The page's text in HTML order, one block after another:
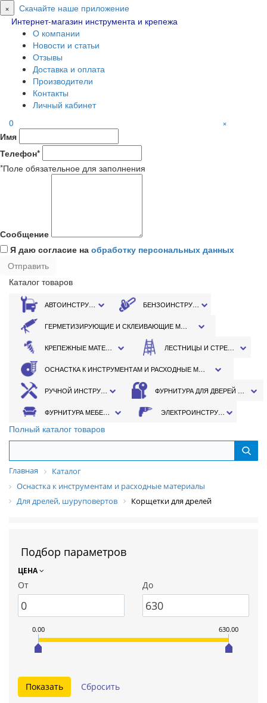
× Скачайте наше приложение
Интернет-магазин инструмента и крепежа
О компании
Новости и статьи
Отзывы
Доставка и оплата
Производители
Контакты
Личный кабинет
0
×
Имя
Телефон*
*Поле обязательное для заполнения
Сообщение
Я даю согласие на обработку персональных данных
Каталог товаров
АВТОИНСТРУМЕНТ БЕНЗОИНСТРУМЕНТ
ГЕРМЕТИЗИРУЮЩИЕ И СКЛЕИВАЮЩИЕ МАТЕРИАЛЫ
КРЕПЕЖНЫЕ МАТЕРИАЛЫ ЛЕСТНИЦЫ И СТРЕМЯНКИ
ОСНАСТКА К ИНСТРУМЕНТАМ И РАСХОДНЫЕ МАТЕРИАЛЫ
РУЧНОЙ ИНСТРУМЕНТ ФУРНИТУРА ДЛЯ ДВЕРЕЙ И ОКОН
ФУРНИТУРА МЕБЕЛЬНАЯ ЭЛЕКТРОИНСТРУМЕНТ
Полный каталог товаров
Главная
Каталог
Оснастка к инструментам и расходные материалы
Для дрелей, шуруповертов
Корщетки для дрелей
Подбор параметров
ЦЕНА
От До
0.00 630.00